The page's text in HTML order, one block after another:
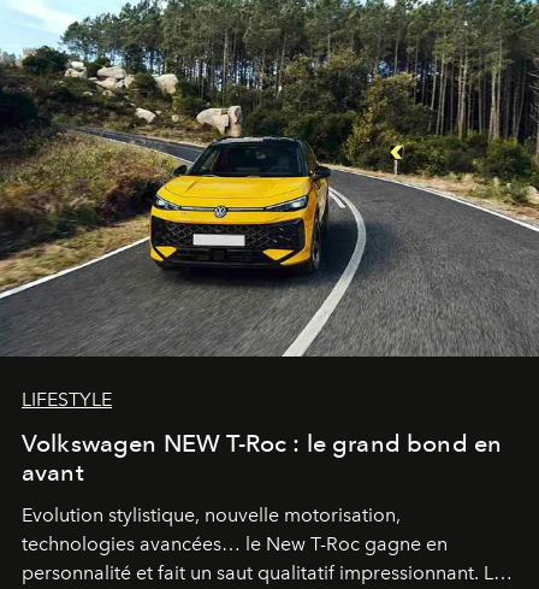
LIFESTYLE
Volkswagen NEW T-Roc : le grand bond en
avant
Evolution stylistique, nouvelle motorisation,
technologies avancées… le New T-Roc gagne en
personnalité et fait un saut qualitatif impressionnant. Le